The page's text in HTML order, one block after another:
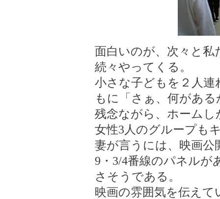
面白いのが、次々と私
続々やってくる。
小さな子どもを２人
もに「さぁ、何があ
残念ながら、ホーム
女性3人のグループも
妻が言うには、映画公
9・3/4番線のパネルが
さそうである。
映画の雰囲気を伝えて